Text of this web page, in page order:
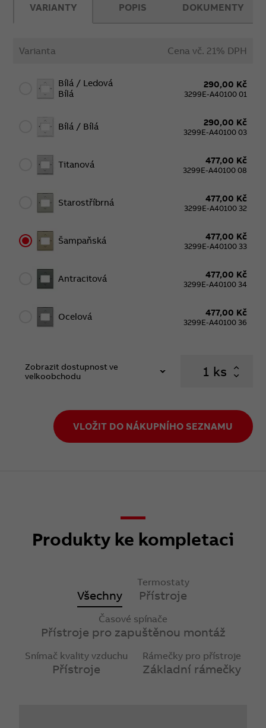
VARIANTY
Varianta Cena vč. 21% DPH
Bílá / Ledová
Bílá
290,00 Kč
3299E-A40100 01
Bílá / Bílá 290,00 Kč
3299E-A40100 03
Titanová 477,00 Kč
3299E-A40100 08
Starostříbrná 477,00 Kč
3299E-A40100 32
Šampaňská 477,00 Kč
3299E-A40100 33
Antracitová 477,00 Kč
3299E-A40100 34
Ocelová 477,00 Kč
3299E-A40100 36
Zobrazit dostupnost ve
velkoobchodu
ks
VLOŽIT DO NÁKUPNÍHO SEZNAMU
POPIS DOKUMENTY
Produkty ke kompletaci
Všechny
Termostaty
Přístroje
Časové spínače
Přístroje pro zapuštěnou montáž
Snímač kvality vzduchu
Přístroje
Rámečky pro přístroje
Základní rámečky